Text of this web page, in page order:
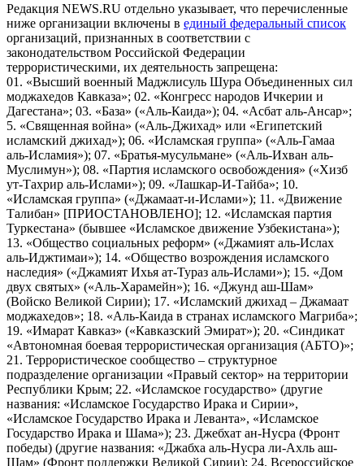
Редакция NEWS.RU отдельно указывает, что перечисленные
ниже организации включены в единый федеральный список
организаций, признанных в соответствии с
законодательством Российской Федерации
террористическими, их деятельность запрещена:
01. «Высший военный Маджлисуль Шура Объединенных сил
моджахедов Кавказа»; 02. «Конгресс народов Ичкерии и
Дагестана»; 03. «База» («Аль-Каида»); 04. «Асбат аль-Ансар»;
5. «Священная война» («Аль-Джихад» или «Египетский
исламский джихад»); 06. «Исламская группа» («Аль-Гамаа
аль-Исламия»); 07. «Братья-мусульмане» («Аль-Ихван аль-
Муслимун»); 08. «Партия исламского освобождения» («Хизб
ут-Тахрир аль-Ислами»); 09. «Лашкар-И-Тайба»; 10.
«Исламская группа» («Джамаат-и-Ислами»); 11. «Движение
Талибан» [ПРИОСТАНОВЛЕНО]; 12. «Исламская партия
Туркестана» (бывшее «Исламское движение Узбекистана»);
13. «Общество социальных реформ» («Джамият аль-Ислах
аль-Иджтимаи»); 14. «Общество возрождения исламского
наследия» («Джамият Ихья ат-Тураз аль-Ислами»); 15. «Дом
двух святых» («Аль-Харамейн»); 16. «Джунд аш-Шам»
(Войско Великой Сирии); 17. «Исламский джихад – Джамаат
моджахедов»; 18. «Аль-Каида в странах исламского Магриба»;
19. «Имарат Кавказ» («Кавказский Эмират»); 20. «Синдикат
«Автономная боевая террористическая организация (АБТО)»;
21. Террористическое сообщество – структурное
подразделение организации «Правый сектор» на территории
Республики Крым; 22. «Исламское государство» (другие
названия: «Исламское Государство Ирака и Сирии»,
«Исламское Государство Ирака и Леванта», «Исламское
Государство Ирака и Шама»); 23. Джебхат ан-Нусра (Фронт
победы) (другие названия: «Джабха аль-Нусра ли-Ахль аш-
Шам» (Фронт поддержки Великой Сирии); 24. Всероссийское